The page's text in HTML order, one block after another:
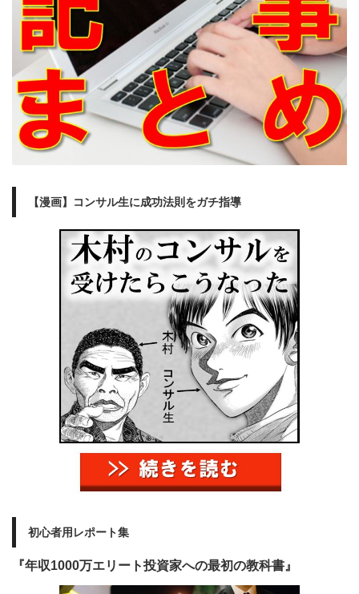
【漫画】コンサル生に成功法則をガチ指導
初心者用レポート集
『年収1000万エリート投資家への最初の教科書』